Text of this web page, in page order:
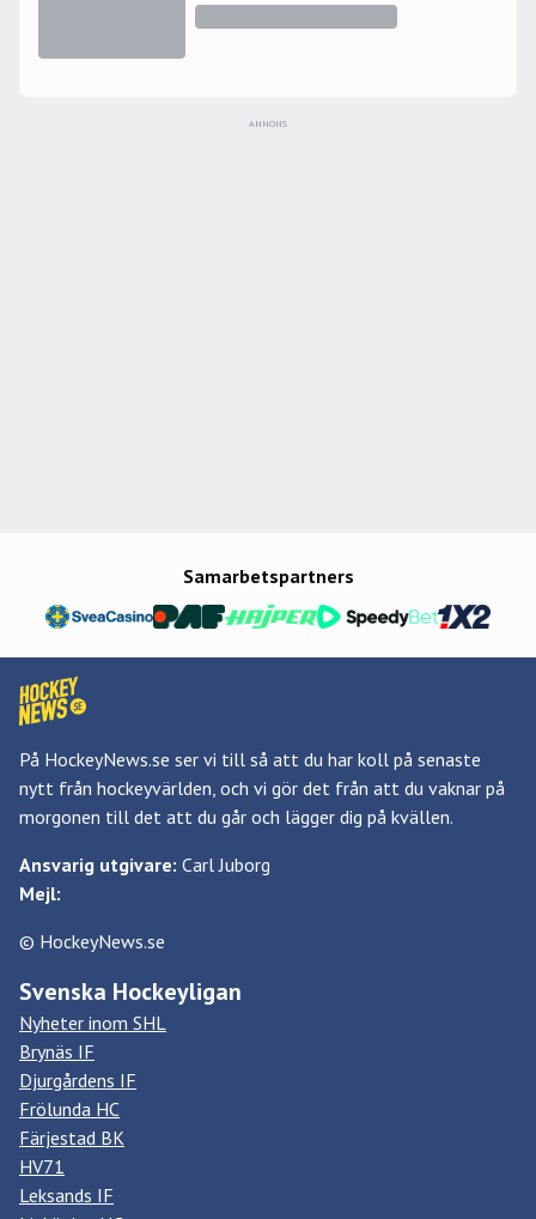
ANNONS
Samarbetspartners
På HockeyNews.se ser vi till så att du har koll på senaste
nytt från hockeyvärlden, och vi gör det från att du vaknar på
morgonen till det att du går och lägger dig på kvällen.
Ansvarig utgivare: Carl Juborg
Mejl:
© HockeyNews.se
Svenska Hockeyligan
Nyheter inom SHL
Brynäs IF
Djurgårdens IF
Frölunda HC
Färjestad BK
HV71
Leksands IF